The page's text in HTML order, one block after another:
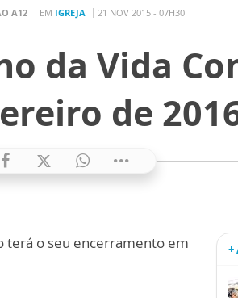
A12 EM IGREJA 21 NOV 2015 - 07H30
da Vida
de
terá o seu encerramento em
+